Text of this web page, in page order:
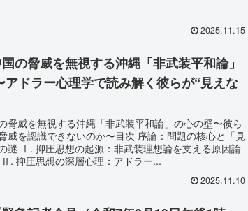
2025.11.15
国の脅威を無視する沖縄「非武装平和論」
脅威を無視する沖縄「非武装平和論」の心の壁〜彼ら
威を認識できないのか〜目次 序論：問題の核心と「見
謎 Ⅰ. 抑圧思想の起源：非武装理想論を支える原因論
抑圧思想の深層心理：アドラー...
2025.11.10